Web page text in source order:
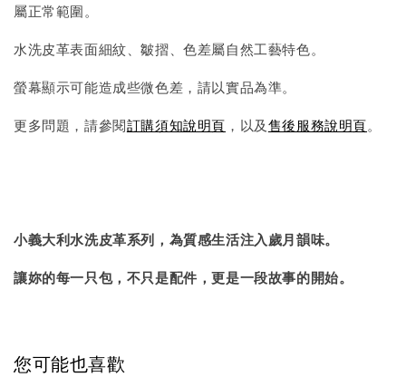
屬正常範圍。
水洗皮革表面細紋、皺摺、色差屬自然工藝特色。
螢幕顯示可能造成些微色差，請以實品為準。
更多問題，請參閱訂購須知說明頁 ，以及售後服務說明頁。
小義大利水洗皮革系列，為質感生活注入歲月韻味。
讓妳的每一只包，不只是配件，更是一段故事的開始。
您可能也喜歡